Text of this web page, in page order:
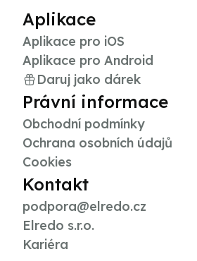
Aplikace
Aplikace pro iOS
Aplikace pro Android
Daruj jako dárek
Právní informace
Obchodní podmínky
Ochrana osobních údajů
Cookies
Kontakt
podpora@elredo.cz
Elredo s.r.o.
Kariéra